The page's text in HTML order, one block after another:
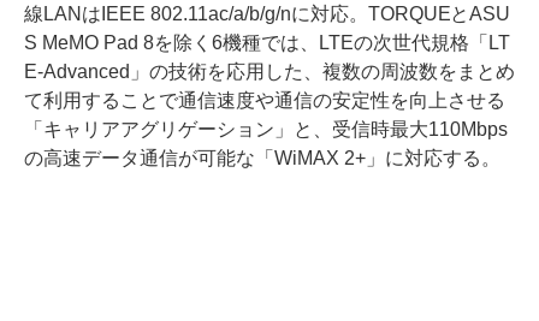
線LANはIEEE 802.11ac/a/b/g/nに対応。TORQUEとASU
S MeMO Pad 8を除く6機種では、LTEの次世代規格「LT
E-Advanced」の技術を応用した、複数の周波数をまとめ
て利用することで通信速度や通信の安定性を向上させる
「キャリアアグリゲーション」と、受信時最大110Mbps
の高速データ通信が可能な「WiMAX 2+」に対応する。